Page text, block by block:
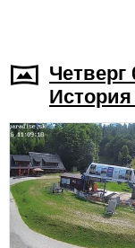
Четверг
История